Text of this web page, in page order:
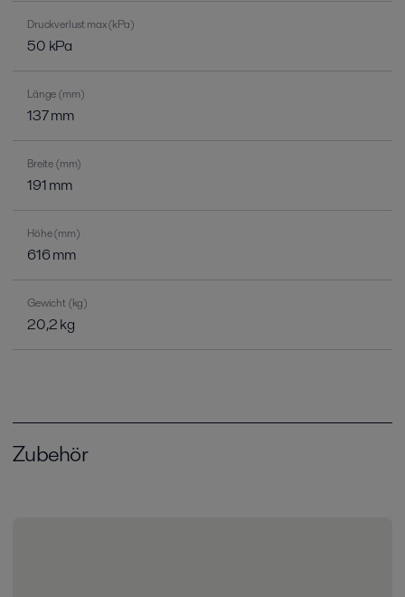
Druckverlust max (kPa)
50 kPa
Länge (mm)
137 mm
Breite (mm)
191 mm
Höhe (mm)
616 mm
Gewicht (kg)
20,2 kg
Zubehör